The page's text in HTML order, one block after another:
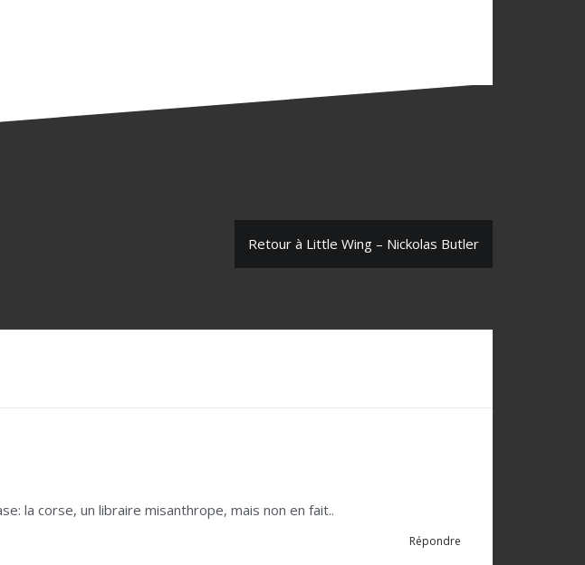
Retour à Little Wing – Nickolas Butler
la corse, un libraire misanthrope, mais non en fait..
Répondre